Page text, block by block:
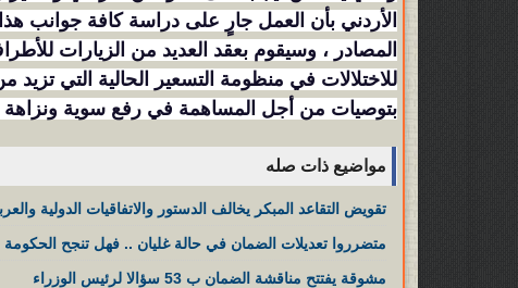
الأردني بأن العمل جارٍ على دراسة كافة جوانب
المصادر ، وسيقوم بعقد العديد من الزيارات
للاختلالات في منظومة التسعير الحالية التي
بتوصيات من أجل المساهمة في رفع سوية ونزاهة
مواضيع ذات صله
تقويض التقاعد المبكر يخالف الدستور والاتفاقيات الدولية
متضرروا تعديلات الضمان في حالة غليان .. فهل تنجح الحكومة
مشوقة يفتتح مناقشة الضمان ب 53 سؤالا لرئيس الوزراء